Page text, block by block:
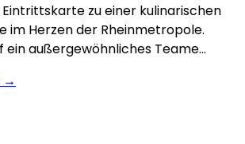
zu einer kulinarischen
im Herzen der Rheinmetropole.
ein außergewöhnliches Teame…
→